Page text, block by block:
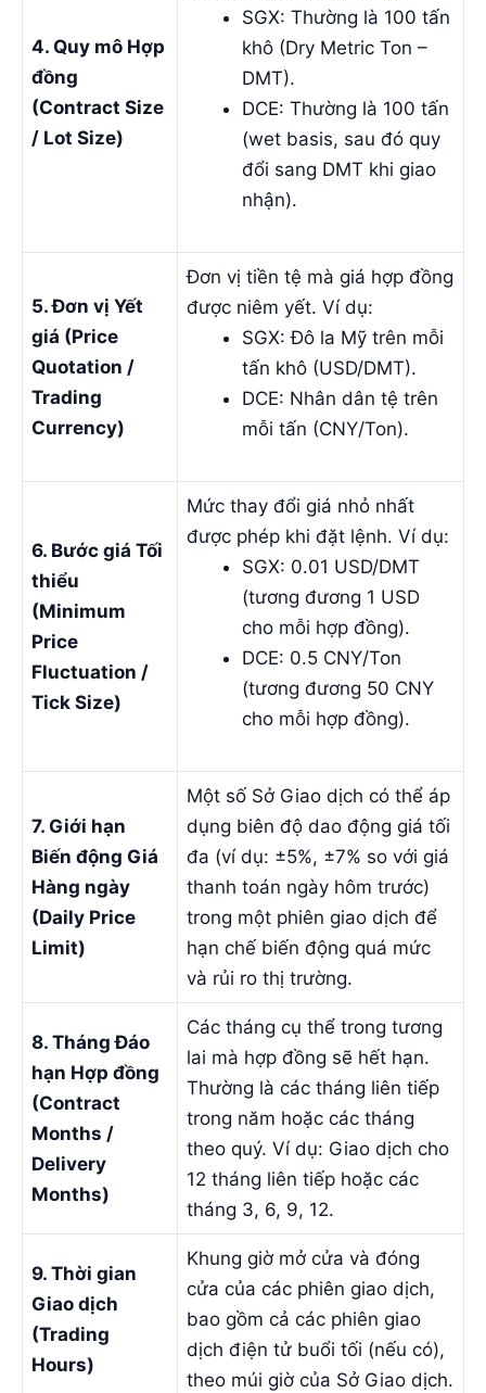
4. Quy mô Hợp
đồng
(Contract Size
/ Lot Size)
SGX: Thường là 100 tấn
khô (Dry Metric Ton –
DMT).
DCE: Thường là 100 tấn
(wet basis, sau đó quy
đổi sang DMT khi giao
nhận).
5. Đơn vị Yết
giá (Price
Quotation /
Trading
Currency)
Đơn vị tiền tệ mà giá hợp đồng
được niêm yết. Ví dụ:
SGX:Đô la Mỹ trên mỗi
tấn khô (USD/DMT).
DCE: Nhân dân tệ trên
mỗi tấn (CNY/Ton).
6. Bước giá Tối
thiểu
(Minimum
Price
Fluctuation /
Tick Size)
Mức thay đổi giá nhỏ nhất
được phép khi đặt lệnh. Ví dụ:
SGX: 0.01 USD/DMT
(tương đương 1 USD
cho mỗi hợp đồng).
DCE: 0.5 CNY/Ton
(tương đương 50 CNY
cho mỗi hợp đồng).
7. Giới hạn
Biến động Giá
Hàng ngày
(Daily Price
Limit)
Một số Sở Giao dịch có thể áp
dụng biên độ dao động giá tối
đa (ví dụ: ±5%, ±7% so với giá
thanh toán ngày hôm trước)
trong một phiên giao dịch để
hạn chế biến động quá mức
và rủi ro thị trường.
8. Tháng Đáo
hạn Hợp đồng
(Contract
Months /
Delivery
Months)
Các tháng cụ thể trong tương
lai mà hợp đồng sẽ hết hạn.
Thường là các tháng liên tiếp
trong năm hoặc các tháng
theo quý. Ví dụ: Giao dịch cho
12 tháng liên tiếp hoặc các
tháng 3, 6, 9, 12.
9. Thời gian
Giao dịch
(Trading
Hours)
Khung giờ mở cửa và đóng
cửa của các phiên giao dịch,
bao gồm cả các phiên giao
dịch điện tử buổi tối (nếu có),
theo múi giờ của Sở Giao dịch.